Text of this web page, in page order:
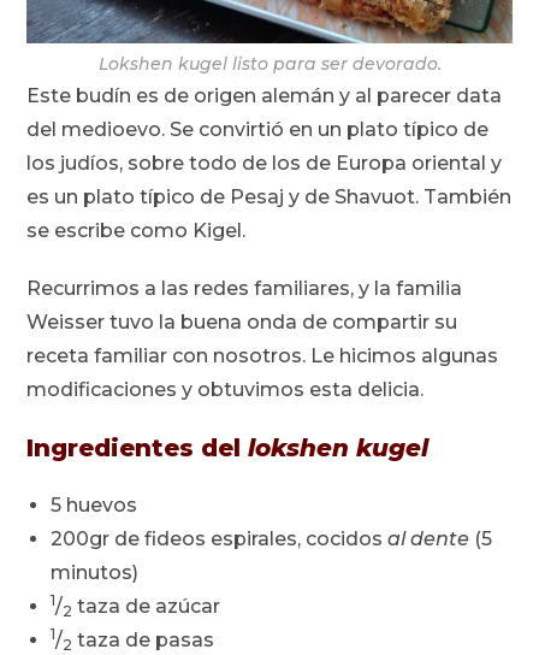
Lokshen kugel listo para ser devorado.
Este budín es de origen alemán y al parecer data
del medioevo. Se convirtió en un plato típico de
los judíos, sobre todo de los de Europa oriental y
es un plato típico de Pesaj y de Shavuot. También
se escribe como Kigel.
Recurrimos a las redes familiares, y la familia
Weisser tuvo la buena onda de compartir su
receta familiar con nosotros. Le hicimos algunas
modificaciones y obtuvimos esta delicia.
Ingredientes dellokshen kugel
5 huevos
200gr de fideos espirales, cocidosal dente (5
minutos)
1/2 taza de azúcar
1/2 taza de pasas